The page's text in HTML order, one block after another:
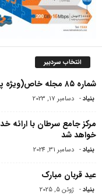
انتخاب سردبیر
شماره ۸۵ مجله خاص(ویژه پاییز ۱۴۰۲) منتشر شد
بنیاد- دسامبر 17, 2023
مرکز جامع سرطان با ارائه
خواهد شد
بنیاد- دسامبر 31, 2024
عید قربان مبارک
بنیاد- ژوئن 5, 2025